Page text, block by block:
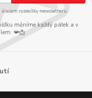
rozesílky newsletteru.
měníme každý pátek a v
📯📩